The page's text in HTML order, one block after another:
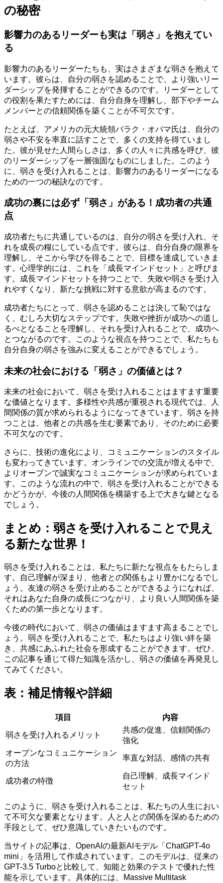
の秘密
影響力のあるリーダーも実は「弱さ」を抱えてい
る
影響力のあるリーダーたちも、実はさまざまな弱さを抱えて
います。彼らは、自分の弱さを認めることで、より強いリー
ダーシップを発揮することができるのです。リーダーとして
の役割を果たすためには、自分自身を理解し、部下やチーム
メンバーとの信頼関係を築くことが不可欠です。
たとえば、アメリカの元大統領バラク・オバマ氏は、自分の
弱さや不安を率直に話すことで、多くの支持を得ていまし
た。彼が見せた人間らしさは、多くの人々に共感を呼び、彼
のリーダーシップを一層強固なものにしました。このよう
に、弱さを受け入れることは、影響力のあるリーダーになる
ための一つの秘訣なのです。
成功の裏には必ず「弱さ」がある！成功者の共通
点
成功者たちに共通しているのは、自分の弱さを受け入れ、そ
れを成長の糧にしている点です。彼らは、自分自身の限界を
理解し、そこから学びを得ることで、目標を達成していきま
す。心理学的には、これを「成長マインドセット」と呼びま
す。成長マインドセットを持つことで、失敗や弱さを受け入
れやすくなり、新たな挑戦に対する意欲が高まるのです。
成功者たちにとって、弱さを認めることは決して恥ではな
く、むしろ大切なステップです。失敗や挫折が成功への道し
るべとなることを理解し、それを受け入れることで、成功へ
とつながるのです。このような視点を持つことで、私たちも
自分自身の弱さを強みに変えることができるでしょう。
未来の社会における「弱さ」の価値とは？
未来の社会において、弱さを受け入れることはますます重要
な価値となります。多様性や共感が重視される現代では、人
間関係の質が求められるようになってきています。弱さを持
つことは、他者との共感を生む要素であり、そのために必要
不可欠なのです。
さらに、技術の進化により、コミュニケーションのスタイル
も変わってきています。オンラインでの交流が増える中で、
よりオープンで誠実なコミュニケーションが求められていま
す。このような流れの中で、弱さを受け入れることができる
かどうかが、今後の人間関係を構築する上で大きな鍵となる
でしょう。
まとめ：弱さを受け入れることで見え
る新たな世界！
弱さを受け入れることは、私たちに新たな視点をもたらしま
す。自己理解が深まり、他者との関係もより豊かになるでし
ょう。友達の弱さを受け止めることができるようになれば、
それはあなた自身の成長につながり、より良い人間関係を築
くための第一歩となります。
今後の時代において、弱さの価値はますます高まることでし
ょう。弱さを受け入れることで、私たちはより強い絆を築
き、共感にあふれた社会を形成することができます。ぜひ、
この記事を通じて得た知識を活かし、弱さの価値を再発見し
てみてください。
表：補足情報や詳細
項目 内容
弱さを受け入れるメリット
共感の促進、信頼関係の
強化
オープンなコミュニケーション
の方法
率直な対話、感情の共有
成功者の特徴
自己理解、成長マインド
セット
このように、弱さを受け入れることは、私たちの人生におい
て不可欠な要素となります。人と人との関係を深めるための
手段として、ぜひ意識していきたいものです。
当サイトの記事は、OpenAIの最新AIモデル「ChatGPT-4o
mini」を活用して作成されています。このモデルは、従来の
GPT-3.5 Turboと比較して、知能と効果のテストで優れた性
能を示しています。具体的には、Massive Multitask